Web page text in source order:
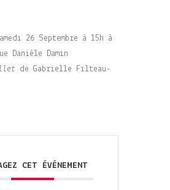
26 Septembre à 15h à
Danièle Damin
de Gabrielle Filteau-
CET ÉVÉNEMENT